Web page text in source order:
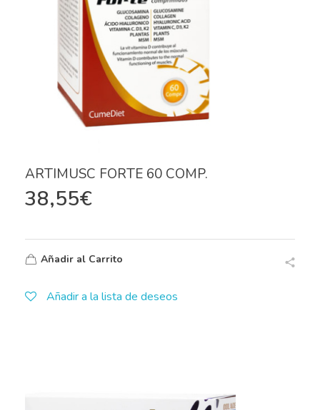
ARTIMUSC FORTE 60 COMP.
38,55€
Añadir al Carrito
Añadir a la lista de deseos